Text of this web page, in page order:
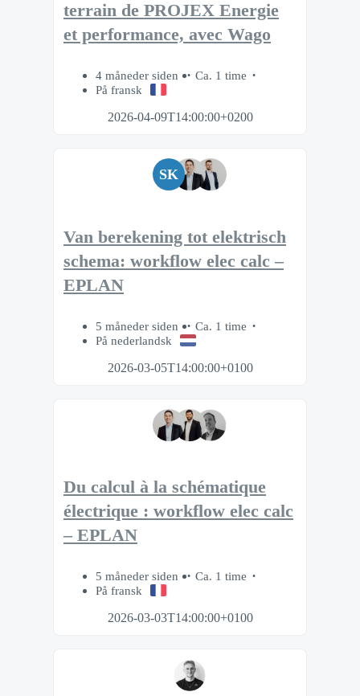
terrain de PROJEX Energie
et performance, avec Wago
4 måneder siden
Ca. 1 time
På fransk
2026-04-09T14:00:00+0200
SK
Van berekening tot elektrisch
schema: workflow elec calc –
EPLAN
5 måneder siden
Ca. 1 time
På nederlandsk
2026-03-05T14:00:00+0100
Du calcul à la schématique
électrique : workflow elec calc
– EPLAN
5 måneder siden
Ca. 1 time
På fransk
2026-03-03T14:00:00+0100